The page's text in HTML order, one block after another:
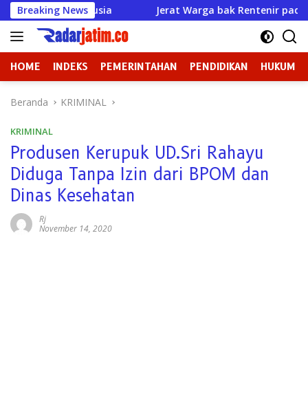
Langsung
ke
konten
Breaking News
Manusia Jerat Warga bak Rentenir padahal Izin
HOME INDEKS PEMERINTAHAN PENDIDIKAN HUKUM
Beranda KRIMINAL
KRIMINAL
Produsen Kerupuk UD.Sri Rahayu
Diduga Tanpa Izin dari BPOM dan
Dinas Kesehatan
Rj
November 14, 2020